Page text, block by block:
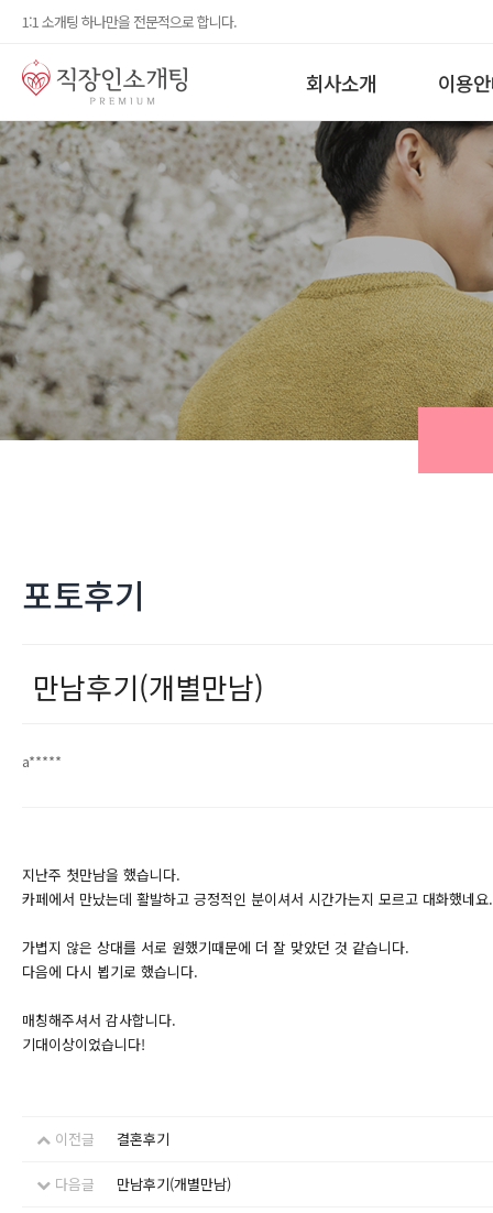
1:1 소개팅 하나만을 전문적으로 합니다.
회사소개 이용
포토후기
만남후기(개별만남)
a*****
지난주 첫만남을 했습니다.
카페에서 만났는데 활발하고 긍정적인 분이셔서 시간가는지 모르고 대화했네요.
가볍지 않은 상대를 서로 원했기때문에 더 잘 맞았던 것 같습니다.
다음에 다시 뵙기로 했습니다.
매칭해주셔서 감사합니다.
기대이상이었습니다!
이전글 결혼후기
다음글 만남후기(개별만남)